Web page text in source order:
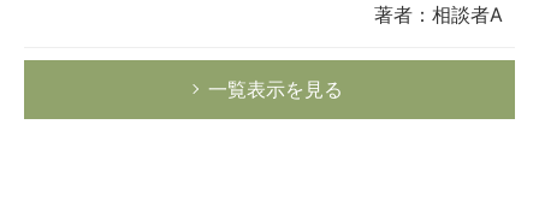
著者：相談者A
一覧表示を見る